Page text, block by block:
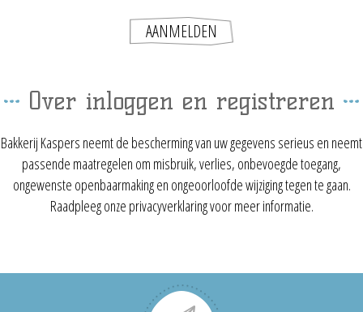
Over inloggen en registreren
Bakkerij Kaspers neemt de bescherming van uw gegevens serieus en neemt
passende maatregelen om misbruik, verlies, onbevoegde toegang,
ongewenste openbaarmaking en ongeoorloofde wijziging tegen te gaan.
Raadpleeg onze privacyverklaring voor meer informatie.